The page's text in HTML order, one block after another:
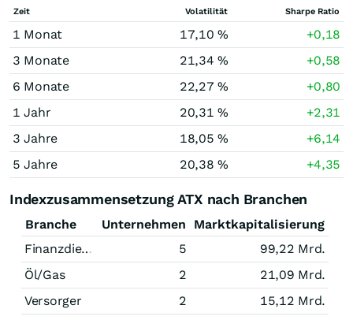
Zeit Volatilität Sharpe Ratio
1 Monat 17,10 %
+0,18
3 Monate
21,34 %
+0,58
6 Monate
22,27 %
+0,80
1 Jahr
20,31 %
+2,31
3 Jahre
18,05 %
+6,14
5 Jahre
20,38 % +4,35
Indexzusammensetzung ATX nach Branchen
Branche Unternehmen
Marktkapitalisierung
Finanzdienstleistungen
5
99,22 Mrd.
Öl/Gas
2
21,09 Mrd.
Versorger
2
15,12 Mrd.